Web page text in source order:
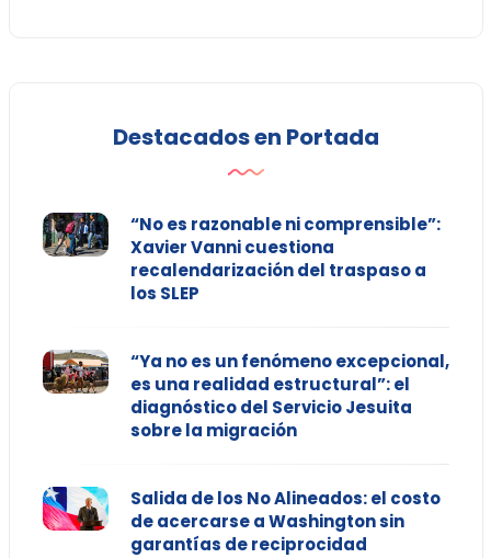
Destacados en Portada
“No es razonable ni comprensible”:
Xavier Vanni cuestiona
recalendarización del traspaso a
los SLEP
“Ya no es un fenómeno excepcional,
es una realidad estructural”: el
diagnóstico del Servicio Jesuita
sobre la migración
Salida de los No Alineados: el costo
de acercarse a Washington sin
garantías de reciprocidad